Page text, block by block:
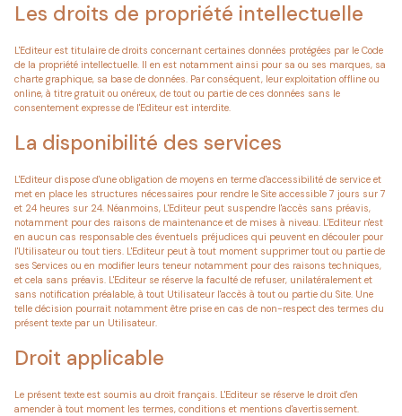
Les droits de propriété intellectuelle
L'Editeur est titulaire de droits concernant certaines données protégées par le Code
de la propriété intellectuelle. Il en est notamment ainsi pour sa ou ses marques, sa
charte graphique, sa base de données. Par conséquent, leur exploitation offline ou
online, à titre gratuit ou onéreux, de tout ou partie de ces données sans le
consentement expresse de l'Editeur est interdite.
La disponibilité des services
L'Editeur dispose d'une obligation de moyens en terme d'accessibilité de service et
met en place les structures nécessaires pour rendre le Site accessible 7 jours sur 7
et 24 heures sur 24. Néanmoins, L'Editeur peut suspendre l'accès sans préavis,
notamment pour des raisons de maintenance et de mises à niveau. L'Editeur n'est
en aucun cas responsable des éventuels préjudices qui peuvent en découler pour
l'Utilisateur ou tout tiers. L'Editeur peut à tout moment supprimer tout ou partie de
ses Services ou en modifier leurs teneur notamment pour des raisons techniques,
et cela sans préavis. L'Editeur se réserve la faculté de refuser, unilatéralement et
sans notification préalable, à tout Utilisateur l'accès à tout ou partie du Site. Une
telle décision pourrait notamment être prise en cas de non-respect des termes du
présent texte par un Utilisateur.
Droit applicable
Le présent texte est soumis au droit français. L'Editeur se réserve le droit d'en
amender à tout moment les termes, conditions et mentions d'avertissement.